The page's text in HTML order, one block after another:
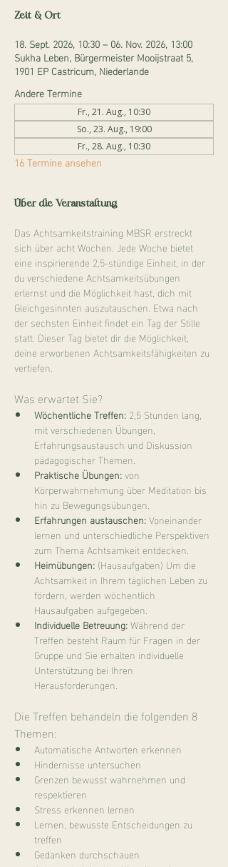
Zeit & Ort
18. Sept. 2026, 10:30 – 06. Nov. 2026, 13:00
Sukha Leben, Bürgermeister Mooijstraat 5,
1901 EP Castricum, Niederlande
Andere Termine
Fr., 21. Aug., 10:30
So., 23. Aug., 19:00
Fr., 28. Aug., 10:30
16 Termine ansehen
Über die Veranstaltung
Das Achtsamkeitstraining MBSR erstreckt
sich über acht Wochen. Jede Woche bietet
eine inspirierende 2,5-stündige Einheit, in der
du verschiedene Achtsamkeitsübungen
erlernst und die Möglichkeit hast, dich mit
Gleichgesinnten auszutauschen. Etwa nach
der sechsten Einheit findet ein Tag der Stille
statt. Dieser Tag bietet dir die Möglichkeit,
deine erworbenen Achtsamkeitsfähigkeiten zu
vertiefen.
Was erwartet Sie?
Wöchentliche Treffen: 2,5 Stunden lang,
mit verschiedenen Übungen,
Erfahrungsaustausch und Diskussion
pädagogischer Themen.
Praktische Übungen: von
Körperwahrnehmung über Meditation bis
hin zu Bewegungsübungen.
Erfahrungen austauschen: Voneinander
lernen und unterschiedliche Perspektiven
zum Thema Achtsamkeit entdecken.
Heimübungen: (Hausaufgaben) Um die
Achtsamkeit in Ihrem täglichen Leben zu
fördern, werden wöchentlich
Hausaufgaben aufgegeben.
Individuelle Betreuung: Während der
Treffen besteht Raum für Fragen in der
Gruppe und Sie erhalten individuelle
Unterstützung bei Ihren
Herausforderungen.
Die Treffen behandeln die folgenden 8
Themen:
Automatische Antworten erkennen
Hindernisse untersuchen
Grenzen bewusst wahrnehmen und
respektieren
Stress erkennen lernen
Lernen, bewusste Entscheidungen zu
treffen
Gedanken durchschauen